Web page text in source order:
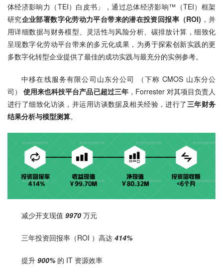
体经济影响力（TEI）白皮书」，通过总体经济影响™（TEI）框架
研究企业部署数字化劳动力平台带来的潜在投资回报率（ROI) ，并
用详细数据与财务模型、灵活性与风险分析、碳排放计算，细致化
呈现数字化劳动平台带来的多元化成果，为勇于探索创新实践的更
多数字化转型企业提供了最佳的成功实践与最充分的实例参考。
中移在线服务有限公司山东分公司 （下称 CMOS 山东分公
司） 使用来也科技平台产品已超过三年，Forrester 对其项目负责人
进行了细致化访谈，并运用访谈数据及相关经验，进行了三年财务
结果分析与模型测算。
减少开支现值 9970 万元
三年投资回报率（ROI ）高达 414%
提升 900% 的 IT 资源效率